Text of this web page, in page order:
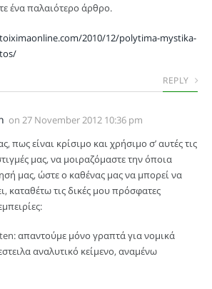
ένα παλαιότερο άρθρο.
2010/12/polytima-mystika-
REPLY
on 27 November 2012 10:36 pm
πως είναι κρίσιμο και χρήσιμο σ’ αυτές τις
μας, να μοιραζόμαστε την όποια
μας, ώστε ο καθένας μας να μπορεί να
καταθέτω τις δικές μου πρόσφατες
απαντούμε μόνο γραπτά για νομικά
αναλυτικό κείμενο, αναμένω